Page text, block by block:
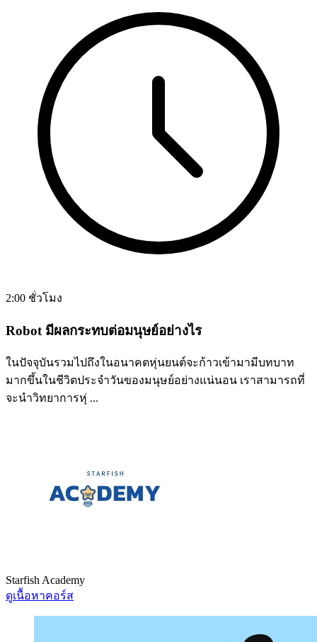
2:00 ชั่วโมง
Robot มีผลกระทบต่อมนุษย์อย่างไร
ในปัจจุบันรวมไปถึงในอนาคตหุ่นยนต์จะก้าวเข้ามามีบทบาท
มากขึ้นในชีวิตประจำวันของมนุษย์อย่างแน่นอน เราสามารถที่
จะนำวิทยาการหุ่ ...
Starfish Academy
ดูเนื้อหาคอร์ส